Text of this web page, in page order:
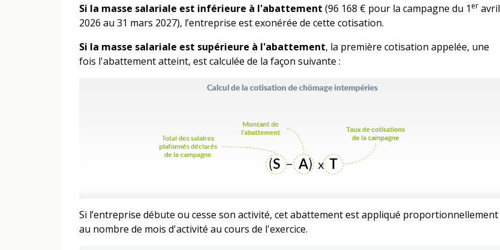
Si la masse salariale est inférieure à l'abattement (96 168 € pour la campagne du 1 er avril
2026 au 31 mars 2027), l’entreprise est exonérée de cette cotisation.
Si la masse salariale est supérieure à l'abattement, la première cotisation appelée, une
fois l'abattement atteint, est calculée de la façon suivante :
Si l’entreprise débute ou cesse son activité, cet abattement est appliqué proportionnellement
au nombre de mois d'activité au cours de l'exercice.